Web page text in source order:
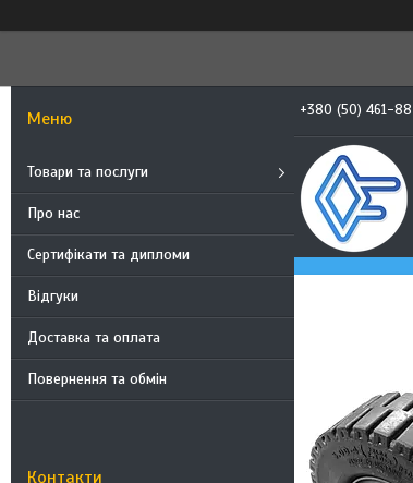
Товари та послуги
Про нас
Сертифікати та дипломи
Відгуки
Доставка та оплата
Повернення та обмін
Контакти
+380 (50) 461-